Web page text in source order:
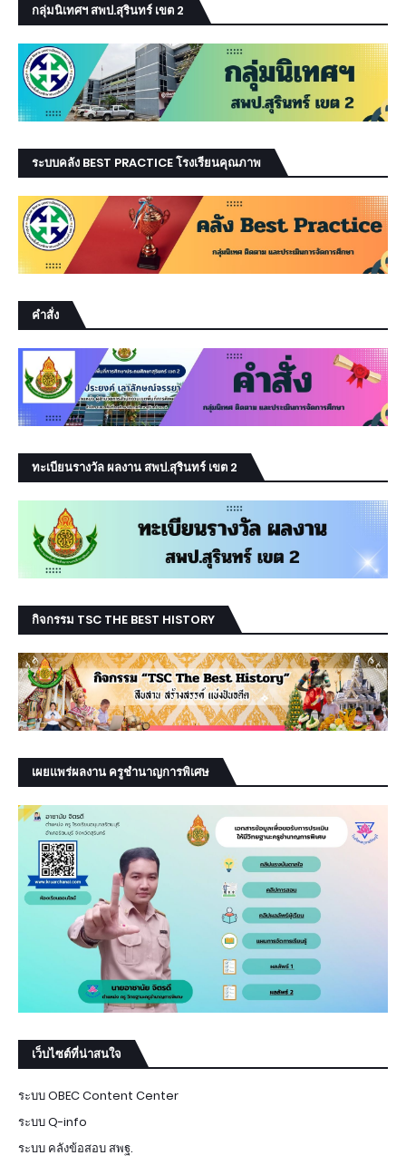
กลุ่มนิเทศฯ สพป.สุรินทร์ เขต 2
ระบบคลัง BEST PRACTICE โรงเรียนคุณภาพ
คำสั่ง
ทะเบียนรางวัล ผลงาน สพป.สุรินทร์ เขต 2
กิจกรรม TSC THE BEST HISTORY
เผยแพร่ผลงาน ครูชำนาญการพิเศษ
เว็บไซต์ที่น่าสนใจ
ระบบ OBEC Content Center
ระบบ Q-info
ระบบ คลังข้อสอบ สพฐ.